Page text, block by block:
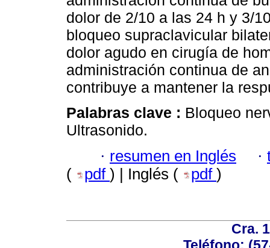
dolor de 2/10 a las 24 h y 3/
bloqueo supraclavicular
dolor agudo en cirugía de
administración continua de
contribuye a mantener la
Palabras clave : Bloqueo
Ultrasonido.
· resumen en Inglés ·
(
pdf ) | Inglés ( pdf )
Cra.